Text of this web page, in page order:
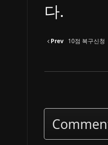
다.
Prev 10점 복구신청